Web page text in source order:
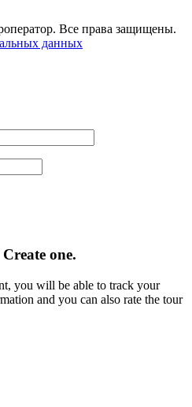
Все права защищены.
данных
one.
you will be able to track your
and you can also rate the tour